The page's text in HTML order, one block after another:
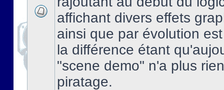
affichant divers effets
ainsi que par évolution
la différence étant
"scene demo" n'a plus
piratage.